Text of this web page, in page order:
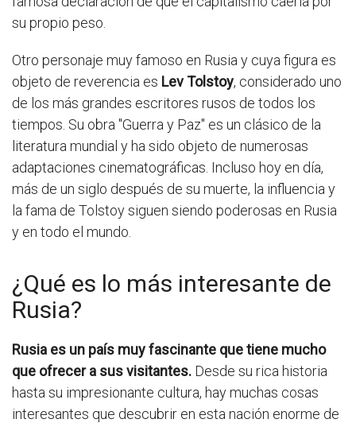
su propio peso.
Otro personaje muy famoso en Rusia y cuya figura es
objeto de reverencia es Lev Tolstoy, considerado uno
de los más grandes escritores rusos de todos los
tiempos. Su obra "Guerra y Paz" es un clásico de la
literatura mundial y ha sido objeto de numerosas
adaptaciones cinematográficas. Incluso hoy en día,
más de un siglo después de su muerte, la influencia y
la fama de Tolstoy siguen siendo poderosas en Rusia
y en todo el mundo.
¿Qué es lo más interesante de
Rusia?
Rusia es un país muy fascinante que tiene mucho
que ofrecer a sus visitantes. Desde su rica historia
hasta su impresionante cultura, hay muchas cosas
interesantes que descubrir en esta nación enorme de